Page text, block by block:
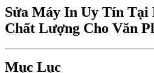
Sửa Máy In Uy Tín Tại
Chất Lượng Cho Văn
Mục Lục